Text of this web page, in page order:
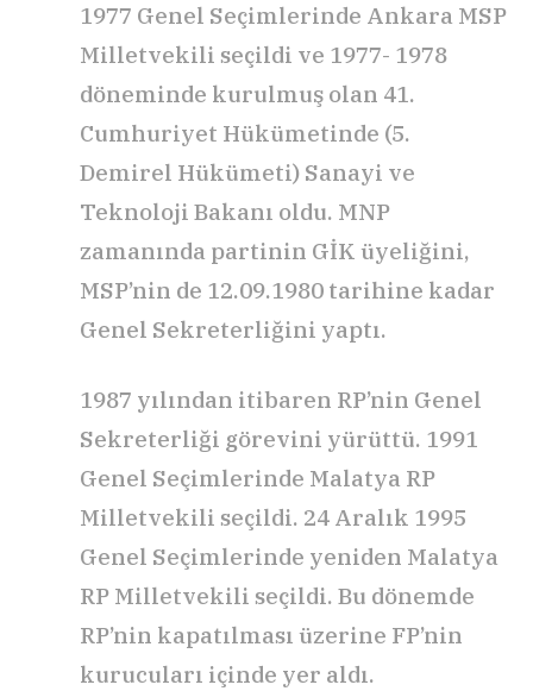
1977 Genel Seçimlerinde Ankara MSP
Milletvekili seçildi ve 1977- 1978
döneminde kurulmuş olan 41.
Cumhuriyet Hükümetinde (5.
Demirel Hükümeti) Sanayi ve
Teknoloji Bakanı oldu. MNP
zamanında partinin GİK üyeliğini,
MSP’nin de 12.09.1980 tarihine kadar
Genel Sekreterliğini yaptı.
1987 yılından itibaren RP’nin Genel
Sekreterliği görevini yürüttü. 1991
Genel Seçimlerinde Malatya RP
Milletvekili seçildi. 24 Aralık 1995
Genel Seçimlerinde yeniden Malatya
RP Milletvekili seçildi. Bu dönemde
RP’nin kapatılması üzerine FP’nin
kurucuları içinde yer aldı.